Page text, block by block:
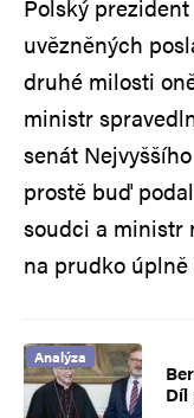
Polský
uvězněných
druhé milosti
ministr
senát
prostě buď
soudci a ministr
na prudko úplně
Analýza
Díl